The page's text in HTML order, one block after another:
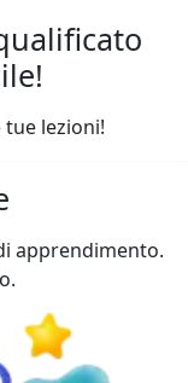
tue lezioni!
apprendimento.